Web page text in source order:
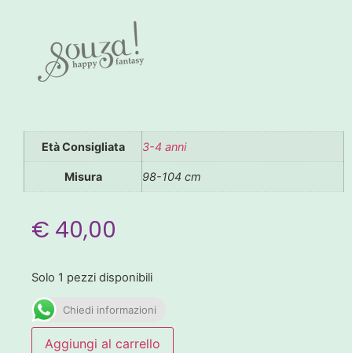
Età Consigliata 3-4 anni
Misura 98-104 cm
€ 40,00
Solo 1 pezzi disponibili
Chiedi informazioni
Aggiungi al carrello